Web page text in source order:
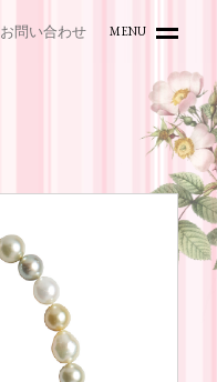
お問い合わせ MENU